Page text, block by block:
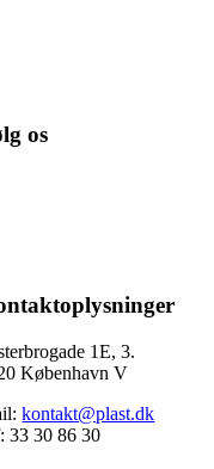
os
1E, 3.
København V
kontakt@plast.dk
33 30 86 30